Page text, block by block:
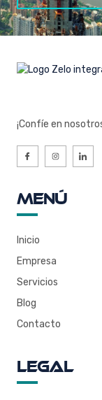
¡Confíe en
Menú
Inicio
Empresa
Servicios
Blog
Contacto
Legal